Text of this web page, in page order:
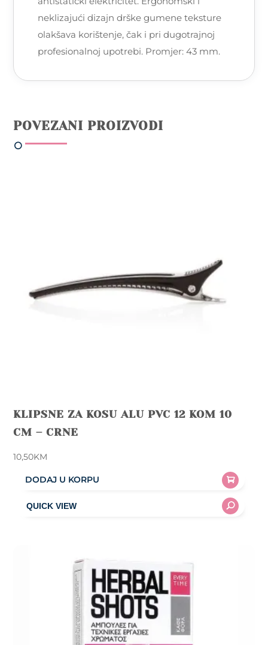
neklizajući dizajn drške gumene teksture
olakšava korištenje, čak i pri dugotrajnoj
profesionalnoj upotrebi. Promjer: 43 mm.
POVEZANI PROIZVODI
KLIPSNE ZA KOSU ALU PVC 12 KOM 10
CM – CRNE
10,50KM
DODAJ U KORPU